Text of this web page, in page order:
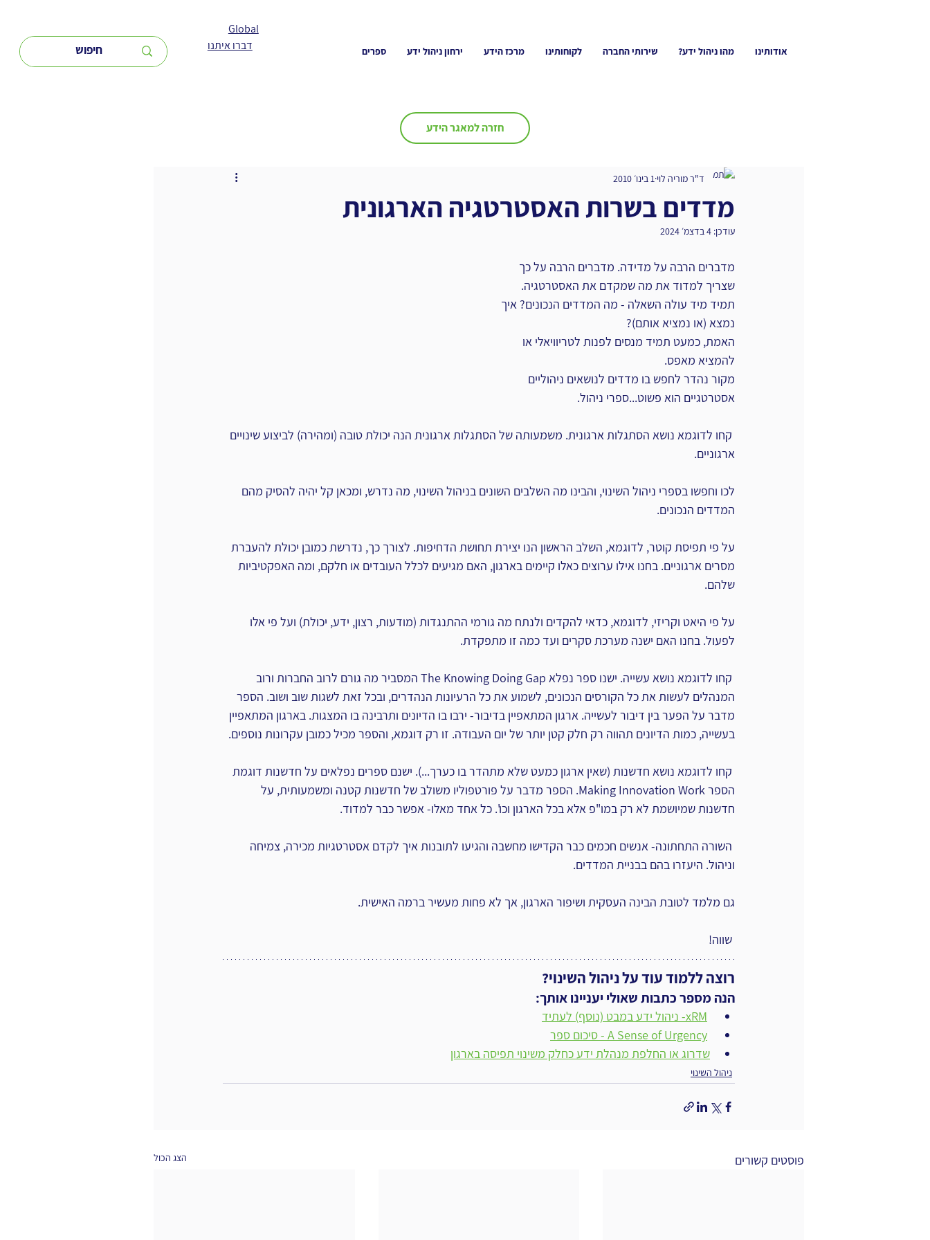
Global
אודותינו מהו ניהול ידע? שירותי החברה לקוחותינו מרכז הידע ירחון ניהול ידע ספרים דברו איתנו
חזרה למאגר הידע
מדדים בשרות האסטרטגיה הארגונית
ד"ר מוריה לוי 1 בינו׳ 2010
עודכן: 4 בדצמ׳ 2024
מדברים הרבה על מדידה. מדברים הרבה על כך
שצריך למדוד את מה שמקדם את האסטרטגיה.
תמיד מיד עולה השאלה - מה המדדים הנכונים? איך
נמצא (או נמציא אותם)?
האמת, כמעט תמיד מנסים לפנות לטריוויאלי או
להמציא מאפס.
מקור נהדר לחפש בו מדדים לנושאים ניהוליים
אסטרטגיים הוא פשוט...ספרי ניהול.
קחו לדוגמא נושא הסתגלות ארגונית. משמעותה של הסתגלות ארגונית הנה יכולת טובה (ומהירה) לביצוע שינויים
ארגוניים.
לכו וחפשו בספרי ניהול השינוי, והבינו מה השלבים השונים בניהול השינוי, מה נדרש, ומכאן קל יהיה להסיק מהם
המדדים הנכונים.
על פי תפיסת קוטר, לדוגמא, השלב הראשון הנו יצירת תחושת הדחיפות. לצורך כך, נדרשת כמובן יכולת להעברת
מסרים ארגוניים. בחנו אילו ערוצים כאלו קיימים בארגון, האם מגיעים לכלל העובדים או חלקם, ומה האפקטיביות
שלהם.
על פי היאט וקריזי, לדוגמא, כדאי להקדים ולנתח מה גורמי ההתנגדות (מודעות, רצון, ידע, יכולת) ועל פי אלו
לפעול. בחנו האם ישנה מערכת סקרים ועד כמה זו מתפקדת.
קחו לדוגמא נושא עשייה. ישנו ספר נפלא The Knowing Doing Gap המסביר מה גורם לרוב החברות ורוב
המנהלים לעשות את כל הקורסים הנכונים, לשמוע את כל הרעיונות הנהדרים, ובכל זאת לשגות שוב ושוב. הספר
מדבר על הפער בין דיבור לעשייה. ארגון המתאפיין בדיבור- ירבו בו הדיונים ותרבינה בו המצגות. בארגון המתאפיין
בעשייה, כמות הדיונים תהווה רק חלק קטן יותר של יום העבודה. זו רק דוגמא, והספר מכיל כמובן עקרונות נוספים.
קחו לדוגמא נושא חדשנות (שאין ארגון כמעט שלא מתהדר בו כערך...). ישנם ספרים נפלאים על חדשנות דוגמת
הספר Making Innovation Work. הספר מדבר על פורטפוליו משולב של חדשנות קטנה ומשמעותית, על
חדשנות שמיושמת לא רק במו"פ אלא בכל הארגון וכו'. כל אחד מאלו- אפשר כבר למדוד.
השורה התחתונה- אנשים חכמים כבר הקדישו מחשבה והגיעו לתובנות איך לקדם אסטרטגיות מכירה, צמיחה
וניהול. היעזרו בהם בבניית המדדים.
גם מלמד לטובת הבינה העסקית ושיפור הארגון, אך לא פחות מעשיר ברמה האישית.
רוצה ללמוד עוד על ניהול השינוי?
הנה מספר כתבות שאולי יעניינו אותך:
xRM- ניהול ידע במבט (נוסף) לעתיד
A Sense of Urgency - סיכום ספר
שדרוג או החלפת מנהלת ידע כחלק משינוי תפיסה בארגון
ניהול השינוי
פוסטים קשורים הצג הכול